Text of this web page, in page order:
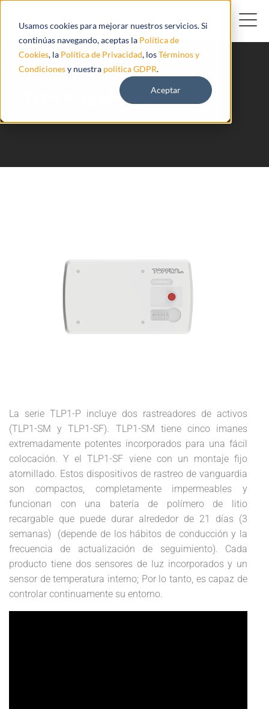
Usamos cookies para mejorar nuestros servicios. Si
continúas navegando, aceptas la Política de
Cookies, la Política de Privacidad, losTérminos y
Condicionesy nuestra politica GDPR.
Aceptar
TLP1 P Topflytech
La serie TLP1-P incluye dos rastreadores de activos
(TLP1-SM y TLP1-SF). TLP1-SM tiene cinco imanes
extremadamente potentes incorporados para una fácil
colocación. Y el TLP1-SF viene con un montaje fijo
atornillado. Estos dispositivos de rastreo de vanguardia
son compactos, completamente impermeables y
funcionan con una batería de polímero de litio
recargable que puede durar alrededor de 21 días (3
semanas) (depende de los hábitos de conducción y la
frecuencia de actualización de seguimiento). Cada
producto tiene dos sensores de luz incorporados y un
sensor de temperatura interno; Por lo tanto, es capaz de
controlar continuamente su entorno.